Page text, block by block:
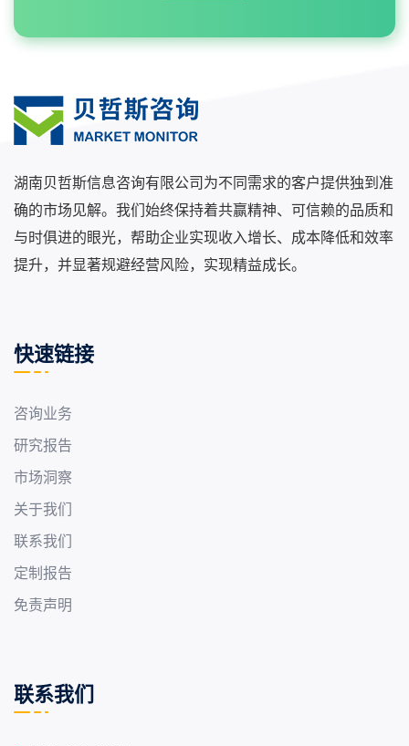
湖南贝哲斯信息咨询有限公司为不同需求的客户提供独到准
确的市场见解。我们始终保持着共赢精神、可信赖的品质和
与时俱进的眼光，帮助企业实现收入增长、成本降低和效率
提升，并显著规避经营风险，实现精益成长。
快速链接
咨询业务
研究报告
市场洞察
关于我们
联系我们
定制报告
免责声明
联系我们